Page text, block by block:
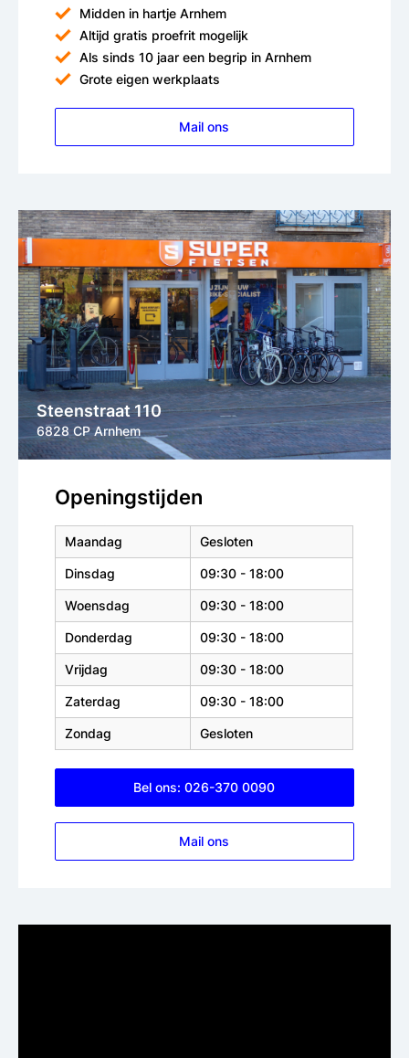
Midden in hartje Arnhem
Altijd gratis proefrit mogelijk
Als sinds 10 jaar een begrip in Arnhem
Grote eigen werkplaats
Mail ons
Steenstraat 110
6828 CP Arnhem
Openingstijden
Maandag Gesloten
Dinsdag 09:30 - 18:00
Woensdag 09:30 - 18:00
Donderdag 09:30 - 18:00
Vrijdag 09:30 - 18:00
Zaterdag 09:30 - 18:00
Zondag Gesloten
Bel ons: 026-370 0090
Mail ons